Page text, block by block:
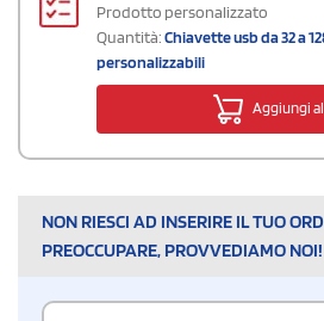
Prodotto personalizzato
Quantità:Chiavette usb da 32 a
personalizzabili
Aggiungi
NON RIESCI AD INSERIRE IL TUO
PREOCCUPARE, PROVVEDIAMO NOI!